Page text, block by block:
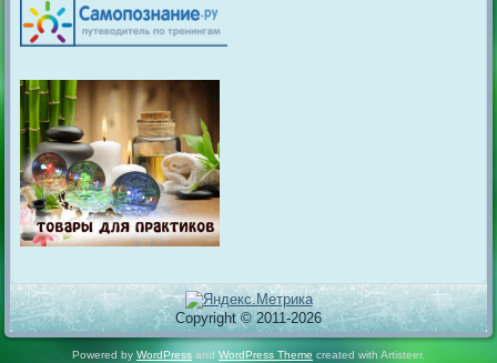
Copyright © 2011-2026
Powered by WordPress and WordPress Theme created with Artisteer.